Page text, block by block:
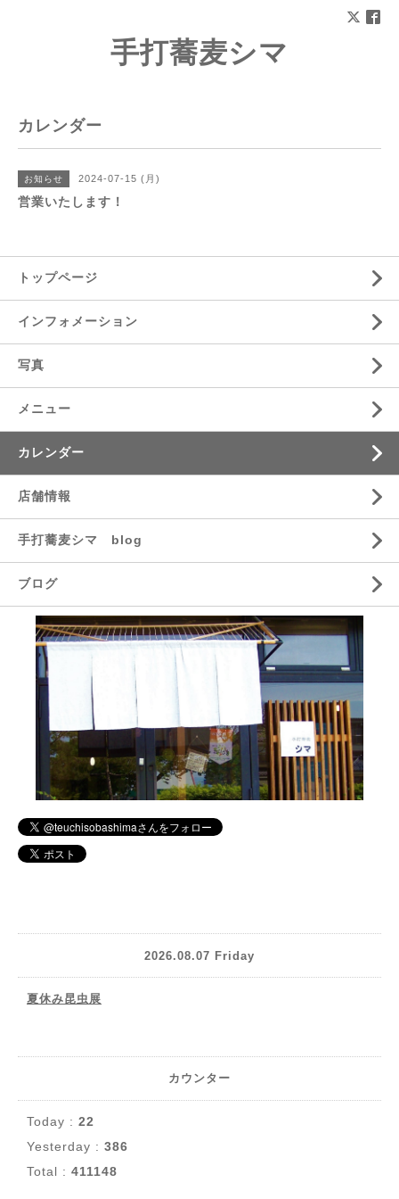
手打蕎麦シマ
カレンダー
お知らせ 2024-07-15 (月)
営業いたします！
トップページ
インフォメーション
写真
メニュー
カレンダー
店舗情報
手打蕎麦シマ blog
ブログ
2026.08.07 Friday
夏休み昆虫展
カウンター
Today : 22
Yesterday : 386
Total : 411148